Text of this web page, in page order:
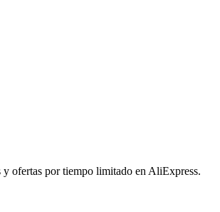
y ofertas por tiempo limitado en AliExpress.